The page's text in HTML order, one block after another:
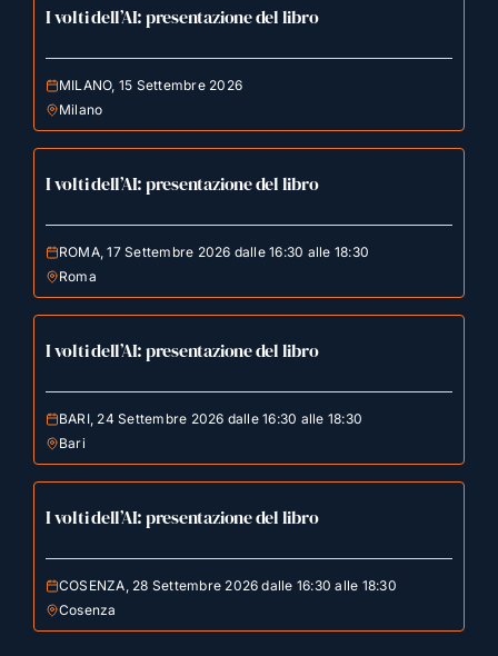
I volti dell’AI: presentazione del libro
MILANO, 15 Settembre 2026
Milano
I volti dell’AI: presentazione del libro
ROMA, 17 Settembre 2026 dalle 16:30 alle 18:30
Roma
I volti dell’AI: presentazione del libro
BARI, 24 Settembre 2026 dalle 16:30 alle 18:30
Bari
I volti dell’AI: presentazione del libro
COSENZA, 28 Settembre 2026 dalle 16:30 alle 18:30
Cosenza